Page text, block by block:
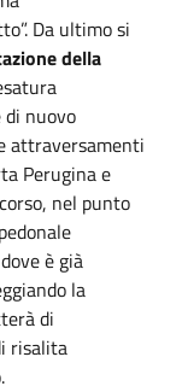
Da ultimo si
della
di nuovo
attraversamenti
Perugina e
nel punto
è già
la
di
risalita